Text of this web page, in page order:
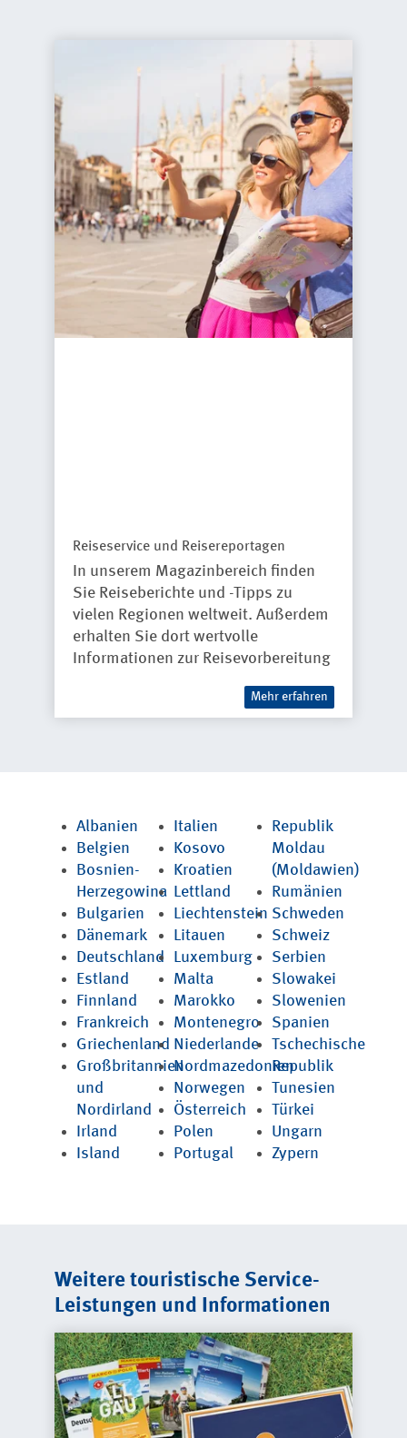
Reiseservice und Reisereportagen
In unserem Magazinbereich finden
Sie Reiseberichte und -Tipps zu
vielen Regionen weltweit. Außerdem
erhalten Sie dort wertvolle
Informationen zur Reisevorbereitung
Mehr erfahren
Albanien
Belgien
Bosnien-
Herzegowina
Bulgarien
Dänemark
Deutschland
Estland
Finnland
Frankreich
Griechenland
Großbritannien
und
Nordirland
Irland
Island
Italien
Kosovo
Kroatien
Lettland
Liechtenstein
Litauen
Luxemburg
Malta
Marokko
Montenegro
Niederlande
Nordmazedonien
Norwegen
Österreich
Polen
Portugal
Republik
Moldau
(Moldawien)
Rumänien
Schweden
Schweiz
Serbien
Slowakei
Slowenien
Spanien
Tschechische
Republik
Tunesien
Türkei
Ungarn
Zypern
Weitere touristische Service-
Leistungen und Informationen